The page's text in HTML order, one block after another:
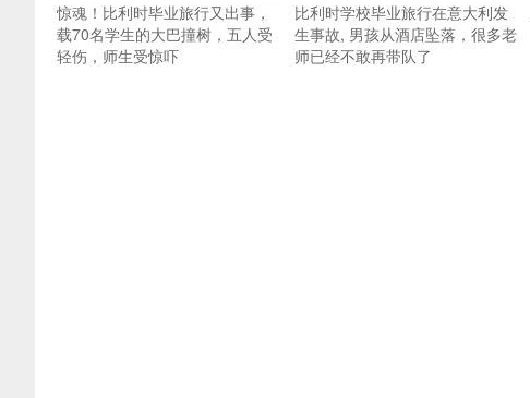
惊魂！比利时毕业旅行又出事，
载70名学生的大巴撞树，五人受
轻伤，师生受惊吓
比利时学校毕业旅行在意大利发
生事故, 男孩从酒店坠落，很多老
师已经不敢再带队了